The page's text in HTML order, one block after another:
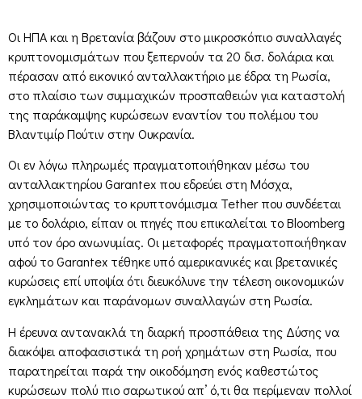
Οι ΗΠΑ και η Βρετανία βάζουν στο μικροσκόπιο συναλλαγές
κρυπτονομισμάτων που ξεπερνούν τα 20 δισ. δολάρια και
πέρασαν από εικονικό ανταλλακτήριο με έδρα τη Ρωσία,
στο πλαίσιο των συμμαχικών προσπαθειών για καταστολή
της παράκαμψης κυρώσεων εναντίον του πολέμου του
Βλαντιμίρ Πούτιν στην Ουκρανία.
Οι εν λόγω πληρωμές πραγματοποιήθηκαν μέσω του
ανταλλακτηρίου Garantex που εδρεύει στη Μόσχα,
χρησιμοποιώντας το κρυπτονόμισμα Tether που συνδέεται
με το δολάριο, είπαν οι πηγές που επικαλείται το Bloomberg
υπό τον όρο ανωνυμίας. Οι μεταφορές πραγματοποιήθηκαν
αφού τo Garantex τέθηκε υπό αμερικανικές και βρετανικές
κυρώσεις επί υποψία ότι διευκόλυνε την τέλεση οικονομικών
εγκλημάτων και παράνομων συναλλαγών στη Ρωσία.
Η έρευνα αντανακλά τη διαρκή προσπάθεια της Δύσης να
διακόψει αποφασιστικά τη ροή χρημάτων στη Ρωσία, που
παρατηρείται παρά την οικοδόμηση ενός καθεστώτος
κυρώσεων πολύ πιο σαρωτικού απ’ ό,τι θα περίμεναν πολλοί